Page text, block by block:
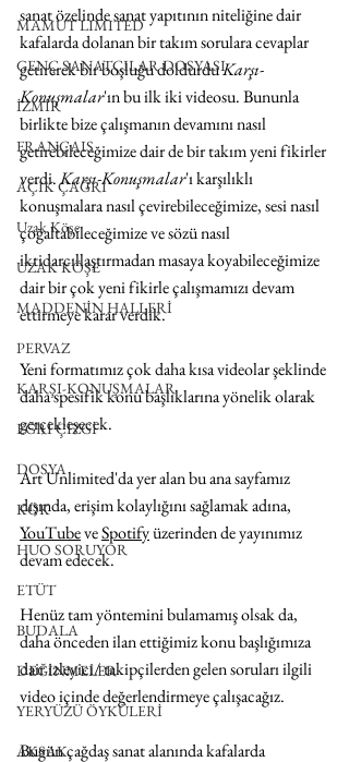
MAMUT LIMITED
GENÇ SANATÇILAR DOSYASI
İZMİR
FRANÇAIS
AÇIK ÇAĞRI
Uzak Köşe
UZAK KÖŞE
MADDENİN HALLERİ
PERVAZ
KARŞI-KONUŞMALAR
EĞRİ ÇİZGİ
DOSYA
KÖK
HUO SORUYOR
ETÜT
BUDALA
DEĞİNMELER
YERYÜZÜ ÖYKÜLERİ
AKSAK
sanat özelinde sanat yapıtının niteliğine dair
kafalarda dolanan bir takım sorulara cevaplar
getirerek bir boşluğu doldurdu Karşı-
Konuşmalar'ın bu ilk iki videosu. Bununla
birlikte bize çalışmanın devamını nasıl
getirebileceğimize dair de bir takım yeni fikirler
verdi. Karşı-Konuşmalar'ı karşılıklı
konuşmalara nasıl çevirebileceğimize, sesi nasıl
çoğaltabileceğimize ve sözü nasıl
iktidarcıllaştırmadan masaya koyabileceğimize
dair bir çok yeni fikirle çalışmamızı devam
ettirmeye karar verdik.
Yeni formatımız çok daha kısa videolar şeklinde
daha spesifik konu başlıklarına yönelik olarak
gerçekleşecek.
Art Unlimited'da yer alan bu ana sayfamız
dışında, erişim kolaylığını sağlamak adına,
YouTube ve Spotify üzerinden de yayınımız
devam edecek.
Henüz tam yöntemini bulamamış olsak da,
daha önceden ilan ettiğimiz konu başlığımıza
dair izleyici/ takipçilerden gelen soruları ilgili
video içinde değerlendirmeye çalışacağız.
Bugün çağdaş sanat alanında kafalarda